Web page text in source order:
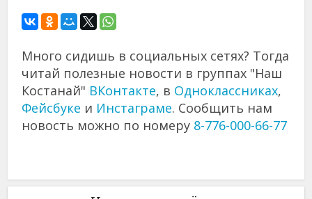
Много сидишь в социальных сетях? Тогда
читай полезные новости в группах "Наш
Костанай" ВКонтакте, в Одноклассниках,
Фейсбуке и Инстаграме. Сообщить нам
новость можно по номеру 8-776-000-66-77